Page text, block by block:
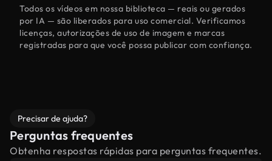
Todos os vídeos em nossa biblioteca — reais ou gerados
por IA — são liberados para uso comercial. Verificamos
licenças, autorizações de uso de imagem e marcas
registradas para que você possa publicar com confiança.
Precisar de ajuda?
Perguntas frequentes
Obtenha respostas rápidas para perguntas frequentes.